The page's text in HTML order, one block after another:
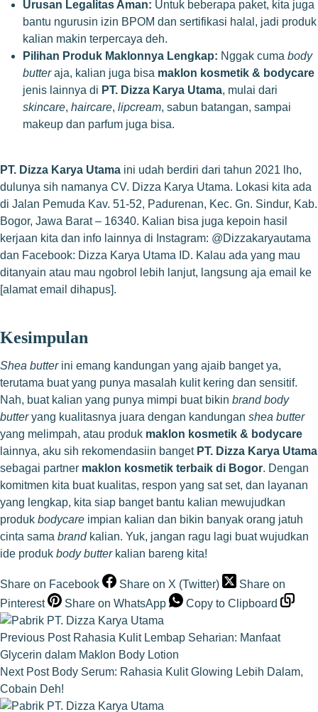
Urusan Legalitas Aman: Untuk beberapa paket, kita juga
bantu ngurusin izin BPOM dan sertifikasi halal, jadi produk
kalian makin terpercaya deh.
Pilihan Produk Maklonnya Lengkap: Nggak cuma body
butteraja, kalian juga bisa maklon kosmetik & bodycare
jenis lainnya di PT. Dizza Karya Utama, mulai dari
skincare, haircare, lipcream, sabun batangan, sampai
makeup dan parfum juga bisa.
PT. Dizza Karya Utama ini udah berdiri dari tahun 2021 lho,
dulunya sih namanya CV. Dizza Karya Utama. Lokasi kita ada
di Jalan Pemuda Kav. 51-52, Padurenan, Kec. Gn. Sindur, Kab.
Bogor, Jawa Barat – 16340. Kalian bisa juga kepoin hasil
kerjaan kita dan info lainnya di Instagram: @Dizzakaryautama
dan Facebook: Dizza Karya Utama ID. Kalau ada yang mau
ditanyain atau mau ngobrol lebih lanjut, langsung aja email ke
[alamat email dihapus].
Kesimpulan
Shea butterini emang kandungan yang ajaib banget ya,
terutama buat yang punya masalah kulit kering dan sensitif.
Nah, buat kalian yang punya mimpi buat bikin brand body
butteryang kualitasnya juara dengan kandungan shea butter
yang melimpah, atau produk maklon kosmetik & bodycare
lainnya, aku sih rekomendasiin banget PT. Dizza Karya Utama
sebagai partner maklon kosmetik terbaik di Bogor. Dengan
komitmen kita buat kualitas, respon yang sat set, dan layanan
yang lengkap, kita siap banget bantu kalian mewujudkan
produk bodycare impian kalian dan bikin banyak orang jatuh
cinta sama brandkalian. Yuk, jangan ragu lagi buat wujudkan
ide produk body butterkalian bareng kita!
Share on Facebook Share on X (Twitter)
Share on
Pinterest
Share on WhatsApp Copy to Clipboard
Previous Post Rahasia Kulit Lembap Seharian: Manfaat
Glycerin dalam Maklon Body Lotion
Next Post Body Serum: Rahasia Kulit Glowing Lebih Dalam,
Cobain Deh!